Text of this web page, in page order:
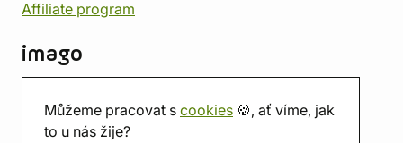
Můžeme pracovat s cookies 🍪, ať víme, jak
to u nás žije?
Affiliate program
imago
Prodejna
Herna